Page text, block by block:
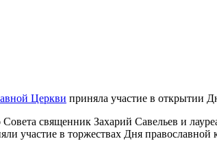
Церкви приняла участие в открытии
священник Захарий Савельев и
участие в торжествах Дня